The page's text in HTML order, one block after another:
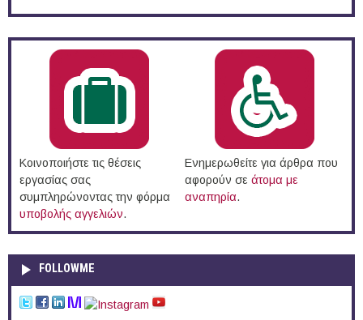
Κοινοποιήστε τις θέσεις
εργασίας σας
συμπληρώνοντας την φόρμα
υποβολής αγγελιών.
Ενημερωθείτε για άρθρα που
αφορούν σε άτομα με
αναπηρία.
FOLLOWME